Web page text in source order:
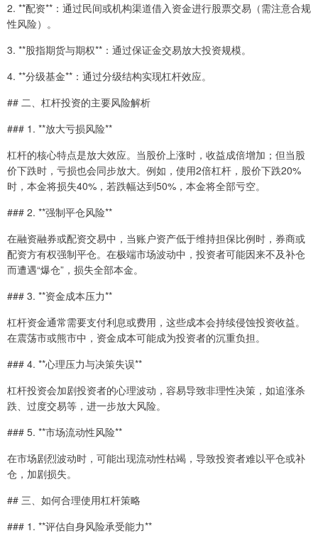
2. **配资**：通过民间或机构渠道借入资金进行股票交易（需注意合规
性风险）。
3. **股指期货与期权**：通过保证金交易放大投资规模。
4. **分级基金**：通过分级结构实现杠杆效应。
## 二、杠杆投资的主要风险解析
### 1. **放大亏损风险**
杠杆的核心特点是放大效应。当股价上涨时，收益成倍增加；但当股
价下跌时，亏损也会同步放大。例如，使用2倍杠杆，股价下跌20%
时，本金将损失40%，若跌幅达到50%，本金将全部亏空。
### 2. **强制平仓风险**
在融资融券或配资交易中，当账户资产低于维持担保比例时，券商或
配资方有权强制平仓。在极端市场波动中，投资者可能因来不及补仓
而遭遇“爆仓”，损失全部本金。
### 3. **资金成本压力**
杠杆资金通常需要支付利息或费用，这些成本会持续侵蚀投资收益。
在震荡市或熊市中，资金成本可能成为投资者的沉重负担。
### 4. **心理压力与决策失误**
杠杆投资会加剧投资者的心理波动，容易导致非理性决策，如追涨杀
跌、过度交易等，进一步放大风险。
### 5. **市场流动性风险**
在市场剧烈波动时，可能出现流动性枯竭，导致投资者难以平仓或补
仓，加剧损失。
## 三、如何合理使用杠杆策略
### 1. **评估自身风险承受能力**